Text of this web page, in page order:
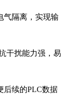
气隔离，实现输
干扰能力强，易
后续的PLC数据